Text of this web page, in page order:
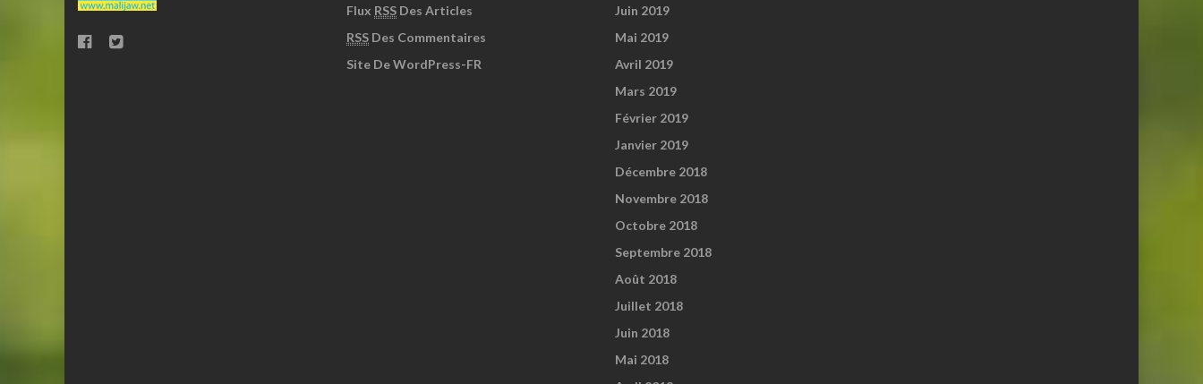
Flux RSS Des Articles
RSS Des Commentaires
Site De WordPress-FR
Juin 2019
Mai 2019
Avril 2019
Mars 2019
Février 2019
Janvier 2019
Décembre 2018
Novembre 2018
Octobre 2018
Septembre 2018
Août 2018
Juillet 2018
Juin 2018
Mai 2018